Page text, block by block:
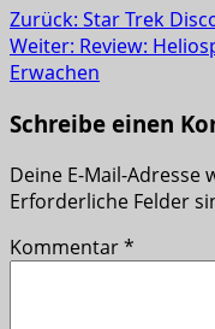
Zurück: Star Trek
Weiter: Review:
Erwachen
Schreibe einen
Deine E-Mail-
Erforderliche Felder
Kommentar*